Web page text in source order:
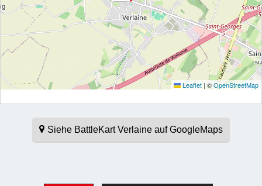
Leaflet |©OpenStreetMap
Siehe BattleKart Verlaine auf GoogleMaps